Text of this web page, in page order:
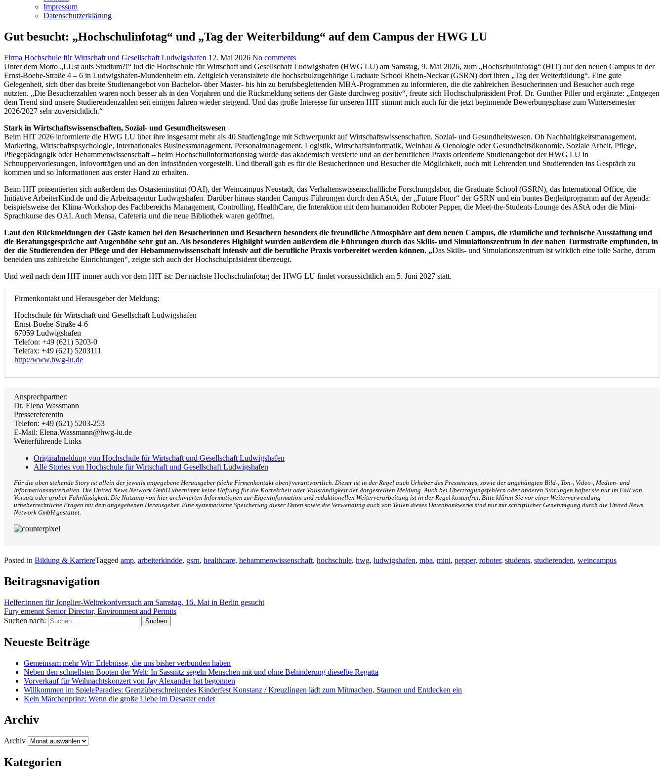
Impressum
Datenschutzerklärung
Gut besucht: „Hochschulinfotag“ und „Tag der Weiterbildung“ auf dem Campus der HWG LU
Firma Hochschule für Wirtschaft und Gesellschaft Ludwigshafen 12. Mai 2026 No comments
Unter dem Motto „LUst aufs Studium?!“ lud die Hochschule für Wirtschaft und Gesellschaft Ludwigshafen (HWG LU) am Samstag, 9. Mai 2026, zum „Hochschulinfotag“ (HIT) auf den neuen Campus in der
Ernst-Boehe-Straße 4 – 6 in Ludwigshafen-Mundenheim ein. Zeitgleich veranstaltete die hochschulzugehörige Graduate School Rhein-Neckar (GSRN) dort ihren „Tag der Weiterbildung“. Eine gute
Gelegenheit, sich über das breite Studienangebot von Bachelor- über Master- bis hin zu berufsbegleitenden MBA-Programmen zu informieren, die die zahlreichen Besucherinnen und Besucher auch rege
nutzten. „Die Besucherzahlen waren noch besser als in den Vorjahren und die Rückmeldung seitens der Gäste durchweg positiv“, freute sich Hochschulpräsident Prof. Dr. Gunther Piller und ergänzte: „Entgegen
dem Trend sind unsere Studierendenzahlen seit einigen Jahren wieder steigend. Und das große Interesse für unseren HIT stimmt mich auch für die jetzt beginnende Bewerbungsphase zum Wintersemester
2026/2027 sehr zuversichtlich.“
Stark in Wirtschaftswissenschaften, Sozial- und Gesundheitswesen
Beim HIT 2026 informierte die HWG LU über ihre insgesamt mehr als 40 Studiengänge mit Schwerpunkt auf Wirtschaftswissenschaften, Sozial- und Gesundheitswesen. Ob Nachhaltigkeitsmanagement,
Marketing, Wirtschaftspsychologie, Internationales Businessmanagement, Personalmanagement, Logistik, Wirtschaftsinformatik, Weinbau & Oenologie oder Gesundheitsökonomie, Soziale Arbeit, Pflege,
Pflegepädagogik oder Hebammenwissenschaft – beim Hochschulinformationstag wurde das akademisch versierte und an der beruflichen Praxis orientierte Studienangebot der HWG LU in
Schnuppervorlesungen, Infovorträgen und an den Infoständen vorgestellt. Und überall gab es für die Besucherinnen und Besucher die Möglichkeit, auch mit Lehrenden und Studierenden ins Gespräch zu
kommen und so Informationen aus erster Hand zu erhalten.
Beim HIT präsentierten sich außerdem das Ostasieninstitut (OAI), der Weincampus Neustadt, das Verhaltenswissenschaftliche Forschungslabor, die Graduate School (GSRN), das International Office, die
Initiative ArbeiterKind.de und die Arbeitsagentur Ludwigshafen. Darüber hinaus standen Campus-Führungen durch den AStA, der „Future Floor“ der GSRN und ein buntes Begleitprogramm auf der Agenda:
beispielsweise der Klima-Workshop des Fachbereichs Management, Controlling, HealthCare, die Interaktion mit dem humanoiden Roboter Pepper, die Meet-the-Students-Lounge des AStA oder die Mini-
Sprachkurse des OAI. Auch Mensa, Cafeteria und die neue Bibliothek waren geöffnet.
Laut den Rückmeldungen der Gäste kamen bei den Besucherinnen und Besuchern besonders die freundliche Atmosphäre auf dem neuen Campus, die räumliche und technische Ausstattung und
die Beratungsgespräche auf Augenhöhe sehr gut an. Als besonderes Highlight wurden außerdem die Führungen durch das Skills- und Simulationszentrum in der nahen Turmstraße empfunden, in
der die Studierenden der Pflege und der Hebammenwissenschaft intensiv auf die berufliche Praxis vorbereitet werden können. „Das Skills- und Simulationszentrum ist wirklich eine tolle Sache, darum
beneiden uns zahlreiche Einrichtungen“, zeigte sich auch der Hochschulpräsident überzeugt.
Und weil nach dem HIT immer auch vor dem HIT ist: Der nächste Hochschulinfotag der HWG LU findet voraussichtlich am 5. Juni 2027 statt.
Firmenkontakt und Herausgeber der Meldung:
Hochschule für Wirtschaft und Gesellschaft Ludwigshafen
Ernst-Boehe-Straße 4-6
67059 Ludwigshafen
Telefon: +49 (621) 5203-0
Telefax: +49 (621) 5203111
http://www.hwg-lu.de
Ansprechpartner:
Dr. Elena Wassmann
Pressereferentin
Telefon: +49 (621) 5203-253
E-Mail: Elena.Wassmann@hwg-lu.de
Weiterführende Links
Originalmeldung von Hochschule für Wirtschaft und Gesellschaft Ludwigshafen
Alle Stories von Hochschule für Wirtschaft und Gesellschaft Ludwigshafen
Für die oben stehende Story ist allein der jeweils angegebene Herausgeber (siehe Firmenkontakt oben) verantwortlich. Dieser ist in der Regel auch Urheber des Pressetextes, sowie der angehängten Bild-, Ton-, Video-, Medien- und
Informationsmaterialien. Die United News Network GmbH übernimmt keine Haftung für die Korrektheit oder Vollständigkeit der dargestellten Meldung. Auch bei Übertragungsfehlern oder anderen Störungen haftet sie nur im Fall von
Vorsatz oder grober Fahrlässigkeit. Die Nutzung von hier archivierten Informationen zur Eigeninformation und redaktionellen Weiterverarbeitung ist in der Regel kostenfrei. Bitte klären Sie vor einer Weiterverwendung
urheberrechtliche Fragen mit dem angegebenen Herausgeber. Eine systematische Speicherung dieser Daten sowie die Verwendung auch von Teilen dieses Datenbankwerks sind nur mit schriftlicher Genehmigung durch die United News
Network GmbH gestattet.
Posted in Bildung & KarriereTagged amp, arbeiterkindde, gsrn, healthcare, hebammenwissenschaft, hochschule, hwg, ludwigshafen, mba, mini, pepper, roboter, students, studierenden, weincampus
Beitragsnavigation
Helfer:innen für Jonglier-Weltrekordversuch am Samstag, 16. Mai in Berlin gesucht
Fury ernennt Senior Director, Environment and Permits
Suchen nach:
Neueste Beiträge
Gemeinsam mehr Wir: Erlebnisse, die uns bisher verbunden haben
Neben den schnellsten Booten der Welt: In Sassnitz segeln Menschen mit und ohne Behinderung dieselbe Regatta
Vorverkauf für Weihnachtskonzert von Jay Alexander hat begonnen
Willkommen im SpieleParadies: Grenzüberschreitendes Kinderfest Konstanz / Kreuzlingen lädt zum Mitmachen, Staunen und Entdecken ein
Kein Märchenprinz: Wenn die große Liebe im Desaster endet
Archiv
Archiv
Kategorien